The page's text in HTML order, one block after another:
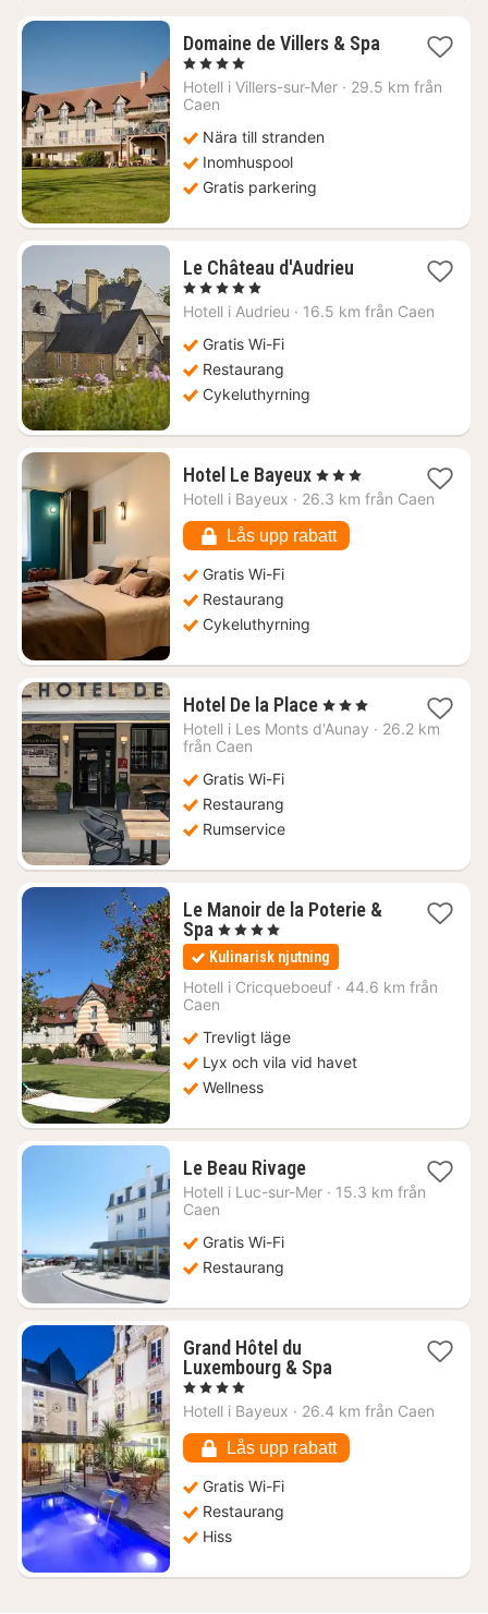
Domaine de Villers & Spa1
från
, 4 Stjärnor
Hotell i Villers-sur-Mer · 29.5 km från
Caen
Nära till stranden
Inomhuspool
Gratis parkering
Le Château d'Audrieu1
från
, 5 Stjärnor
Hotell i Audrieu · 16.5 km från Caen
Gratis Wi-Fi
Restaurang
Cykeluthyrning
Hotel Le Bayeux1
natt
1436
kr.
, 3 Stjärnor
Hotell i Bayeux · 26.3 km från Caen
Lås upp rabatt
Gratis Wi-Fi
Restaurang
Cykeluthyrning
Hotel De la Place1
natt
, 3 Stjärnor
Hotell i Les Monts d'Aunay · 26.2 km
från Caen
Gratis Wi-Fi
Restaurang
Rumservice
Le Manoir de la Poterie &
Spa 1
natt
från
2247
kr.
, 4 Stjärnor
Kulinarisk njutning
Hotell i Cricqueboeuf · 44.6 km från
Caen
Trevligt läge
Lyx och vila vid havet
Wellness
Le Beau Rivage1
natt
Hotell i Luc-sur-Mer · 15.3 km från
Caen
Gratis Wi-Fi
Restaurang
Grand Hôtel du
Luxembourg & Spa1
från
kr.
, 4 Stjärnor
Hotell i Bayeux · 26.4 km från Caen
Lås upp rabatt
Gratis Wi-Fi
Restaurang
Hiss